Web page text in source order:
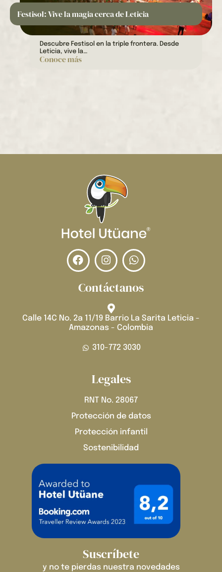
Festisol: Vive la magia cerca de Leticia
Descubre Festisol en la triple frontera. Desde
Leticia, vive la…
Conoce más
Contáctanos
Calle 14C No. 2a 11/19 Barrio La Sarita Leticia -
Amazonas - Colombia
310-772 3030
Legales
RNT No. 28067
Protección de datos
Protección infantil
Sostenibilidad
Suscríbete
y no te pierdas nuestra novedades